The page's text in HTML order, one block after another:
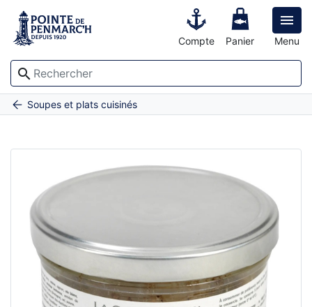

Menu
search
Compte Panier
AccueilSoupes et plats cuisinés
Breiziflette à la Tome de Rhuys - le bocal de 280 g